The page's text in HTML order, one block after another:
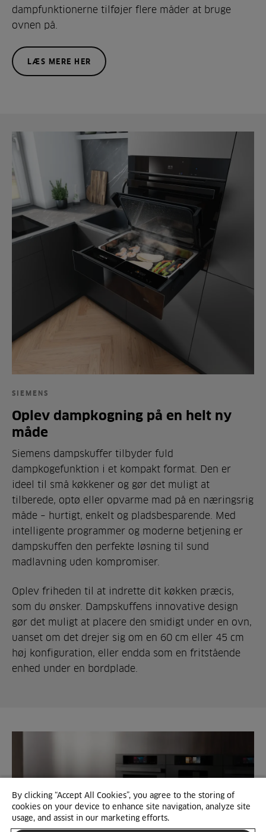
dampfunktionerne tilføjer flere måder at bruge
ovnen på.
LÆS MERE HER
SIEMENS
Oplev dampkogning på en helt ny
måde
Siemens dampskuffer tilbyder fuld
dampkogefunktion i et kompakt format. Den er
ideel til små køkkener og gør det muligt at
tilberede, optø eller opvarme mad på en næringsrig
måde – hurtigt, enkelt og pladsbesparende. Med
intelligente programmer og moderne betjening er
dampskuffen den perfekte løsning til sund
madlavning uden kompromiser.
Oplev friheden til at indrette dit køkken præcis,
som du ønsker. Dampskuffens innovative design
gør det muligt at placere den smidigt under en ovn,
uanset om det drejer sig om en 60 cm eller 45 cm
høj konfiguration, eller endda som en fritstående
enhed under en bordplade.
By clicking “Accept All Cookies”, you agree to the storing of
cookies on your device to enhance site navigation, analyze site
usage, and assist in our marketing efforts.